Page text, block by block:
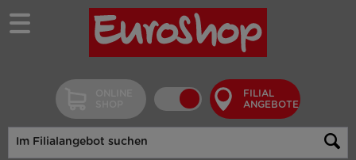
FILIAL
ANGEBOTE